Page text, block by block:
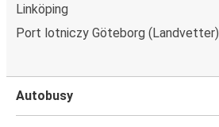
Linköping
Port lotniczy Göteborg (Landvetter)
Autobusy